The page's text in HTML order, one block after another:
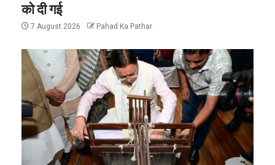
को दी गई
7 August 2026 Pahad Ka Pathar